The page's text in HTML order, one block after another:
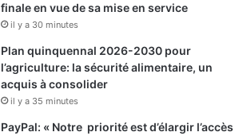
finale en vue de sa mise en service
il y a 30 minutes
Plan quinquennal 2026-2030 pour
l’agriculture: la sécurité alimentaire, un
acquis à consolider
il y a 35 minutes
PayPal: « Notre priorité est d’élargir l’accès